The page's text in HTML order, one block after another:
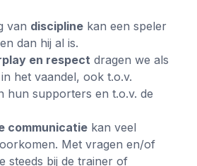
van discipline kan een speler
dan hij al is.
en respect dragen we als
het vaandel, ook t.o.v.
hun supporters en t.o.v. de
communicatie kan veel
Met vragen en/of
steeds bij de trainer of